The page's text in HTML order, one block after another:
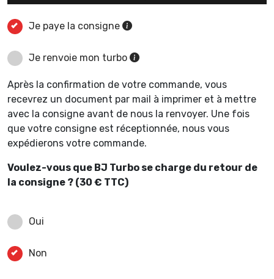
Je paye la consigne
Je renvoie mon turbo
Après la confirmation de votre commande, vous
recevrez un document par mail à imprimer et à mettre
avec la consigne avant de nous la renvoyer. Une fois
que votre consigne est réceptionnée, nous vous
expédierons votre commande.
Voulez-vous que BJ Turbo se charge du retour de
la consigne ? (30 € TTC)
Oui
Non